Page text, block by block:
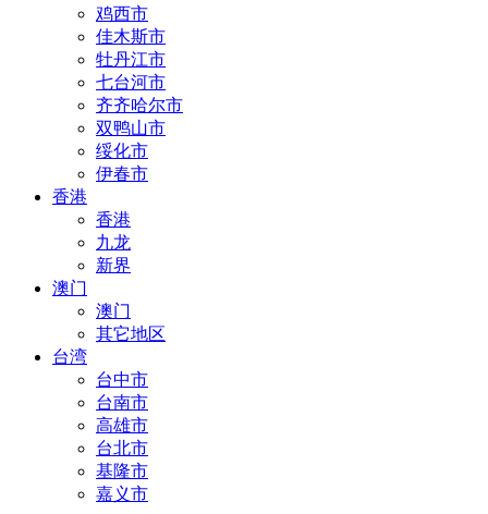
鸡西市
佳木斯市
牡丹江市
七台河市
齐齐哈尔市
双鸭山市
绥化市
伊春市
香港
香港
九龙
新界
澳门
澳门
其它地区
台湾
台中市
台南市
高雄市
台北市
基隆市
嘉义市